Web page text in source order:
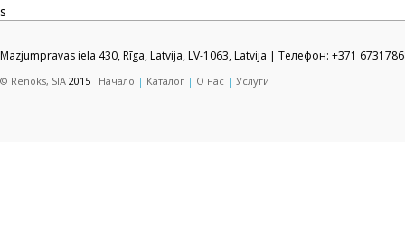
s
Mazjumpravas iela 430, Rīga, Latvija, LV-1063, Latvija | Телефон: +371
© Renoks, SIA 2015 Начало | Каталог | О нас | Услуги